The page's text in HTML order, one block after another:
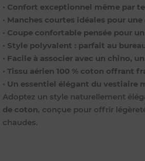
• Confort exceptionnel même par
• Manches courtes idéales pour
• Coupe confortable pensée pour
• Style polyvalent : parfait au
• Facile à associer avec un chino,
•Tissu aérien 100 % coton offrant
• Un essentiel élégant du vestiaire
Adoptez un style naturellement
de coton, conçue pour offrir
chaudes.